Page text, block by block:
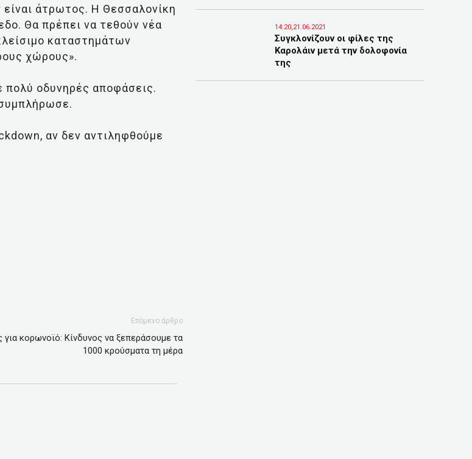
άτρωτος. Η Θεσσαλονίκη
Θα πρέπει να τεθούν νέα
καταστημάτων
χώρους».
πολύ οδυνηρές αποφάσεις.
αν δεν αντιληφθούμε
Επόμενο άρθρο
για κορωνοϊό: Κίνδυνος να ξεπεράσουμε τα
1000 κρούσματα τη μέρα
14:20,21.06.2021
Συγκλονίζουν οι φίλες της
Καρολάιν μετά την δολοφονία
της